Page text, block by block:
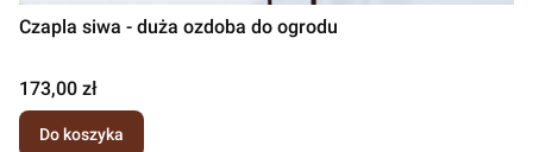
Czapla siwa - duża ozdoba do ogrodu
Cena
173,00 zł
Do koszyka